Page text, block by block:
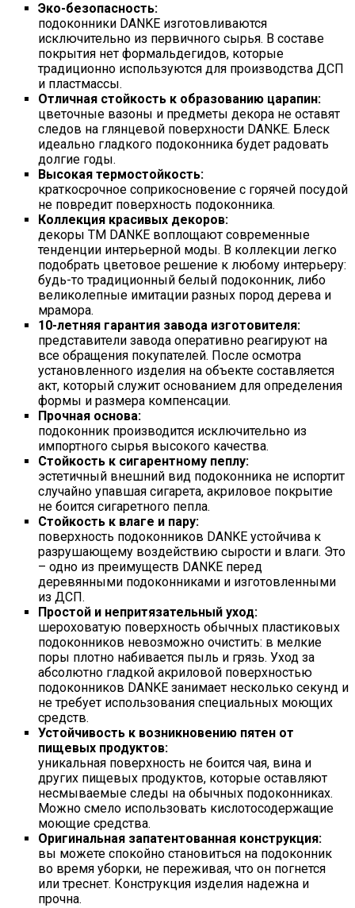
Эко-безопасность:
подоконники DANKE изготовливаются
исключительно из первичного сырья. В составе
покрытия нет формальдегидов, которые
традиционно используются для производства ДСП
и пластмассы.
Отличная стойкость к образованию царапин:
цветочные вазоны и предметы декора не оставят
следов на глянцевой поверхности DANKE. Блеск
идеально гладкого подоконника будет радовать
долгие годы.
Высокая термостойкость:
краткосрочное соприкосновение с горячей посудой
не повредит поверхность подоконника.
Коллекция красивых декоров:
декоры ТМ DANKE воплощают современные
тенденции интерьерной моды. В коллекции легко
подобрать цветовое решение к любому интерьеру:
будь-то традиционный белый подоконник, либо
великолепные имитации разных пород дерева и
мрамора.
10-летняя гарантия завода изготовителя:
представители завода оперативно реагируют на
все обращения покупателей. После осмотра
установленного изделия на объекте составляется
акт, который служит основанием для определения
формы и размера компенсации.
Прочная основа:
подоконник производится исключительно из
импортного сырья высокого качества.
Стойкость к сигарентному пеплу:
эстетичный внешний вид подоконника не испортит
случайно упавшая сигарета, акриловое покрытие
не боится сигаретного пепла.
Стойкость к влаге и пару:
поверхность подоконников DANKE устойчива к
разрушающему воздействию сырости и влаги. Это
– одно из преимуществ DANKE перед
деревянными подоконниками и изготовленными
из ДСП.
Простой и непритязательный уход:
шероховатую поверхность обычных пластиковых
подоконников невозможно очистить: в мелкие
поры плотно набивается пыль и грязь. Уход за
абсолютно гладкой акриловой поверхностью
подоконников DANKE занимает несколько секунд и
не требует использования специальных моющих
средств.
Устойчивость к возникновению пятен от
пищевых продуктов:
уникальная поверхность не боится чая, вина и
других пищевых продуктов, которые оставляют
несмываемые следы на обычных подоконниках.
Можно смело использовать кислотосодержащие
моющие средства.
Оригинальная запатентованная конструкция:
вы можете спокойно становиться на подоконник
во время уборки, не переживая, что он погнется
или треснет. Конструкция изделия надежна и
прочна.